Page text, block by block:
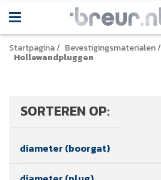
Startpagina/ Bevestigingsmaterialen/
Hollewandpluggen
SORTEREN OP:
diameter (boorgat)